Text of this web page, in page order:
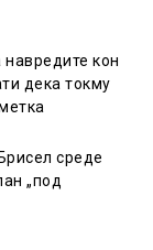
кон
дека токму
среде
„под